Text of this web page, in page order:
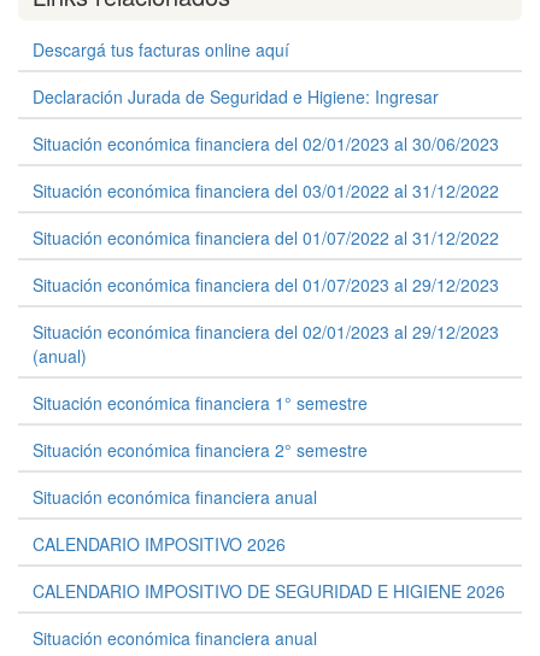
Descargá tus facturas online aquí
Declaración Jurada de Seguridad e Higiene: Ingresar
Situación económica financiera del 02/01/2023 al 30/06/2023
Situación económica financiera del 03/01/2022 al 31/12/2022
Situación económica financiera del 01/07/2022 al 31/12/2022
Situación económica financiera del 01/07/2023 al 29/12/2023
Situación económica financiera del 02/01/2023 al 29/12/2023
(anual)
Situación económica financiera 1° semestre
Situación económica financiera 2° semestre
Situación económica financiera anual
CALENDARIO IMPOSITIVO 2026
CALENDARIO IMPOSITIVO DE SEGURIDAD E HIGIENE 2026
Situación económica financiera anual